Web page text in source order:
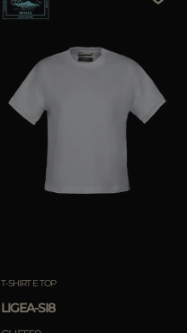
T-SHIRT E TOP
LIGEA-SI8